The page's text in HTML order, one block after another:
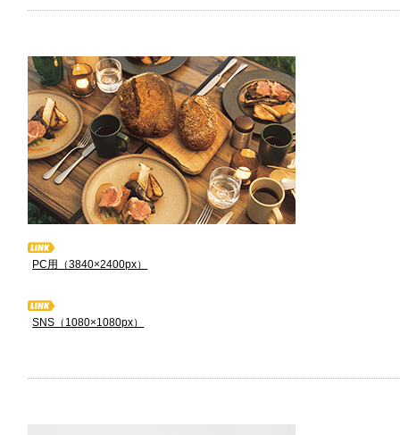
PC用（3840×2400px）
SNS（1080×1080px）